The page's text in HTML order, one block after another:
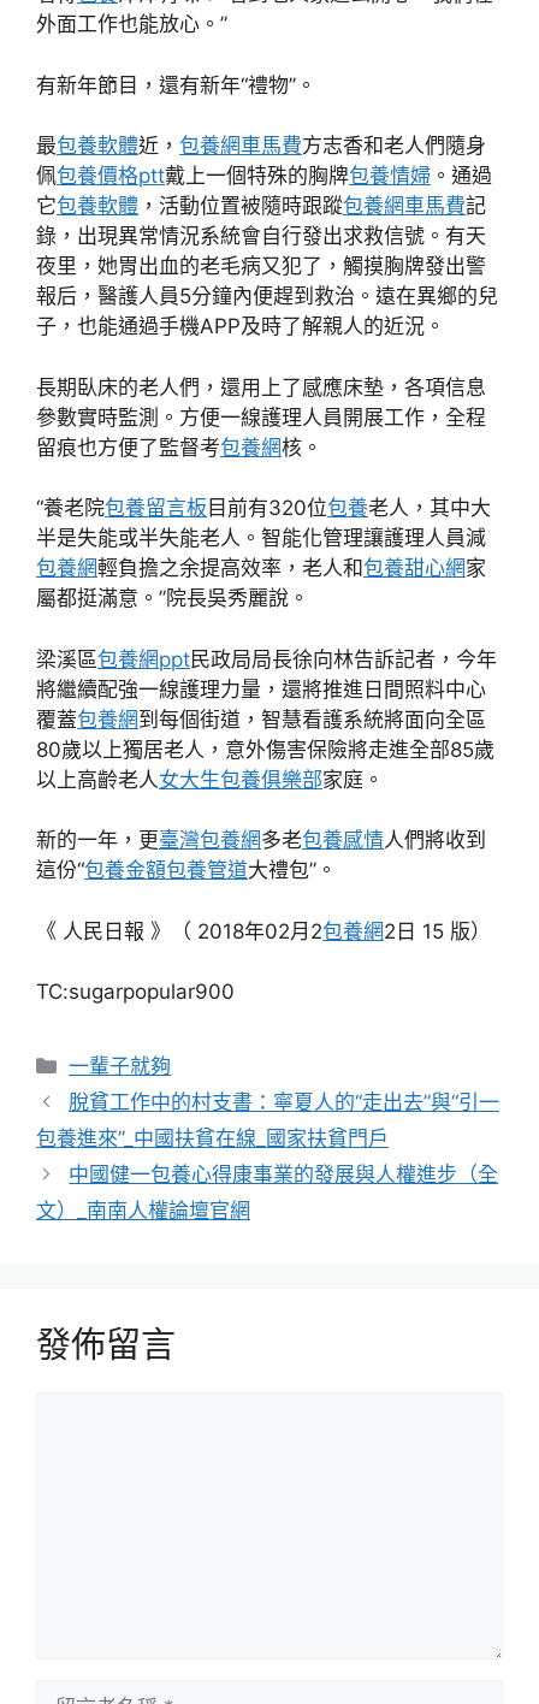
外面工作也能放心。”
有新年節目，還有新年“禮物”。
最包養軟體近， 包養網車馬費方志香和老人們隨身
佩包養價格ptt戴上一個特殊的胸牌包養情婦 。通過
它包養軟體 ，活動位置被隨時跟蹤包養網車馬費記
錄，出現異常情況系統會自行發出求救信號。有天
夜里，她胃出血的老毛病又犯了，觸摸胸牌發出警
報后，醫護人員5分鐘內便趕到救治。遠在異鄉的兒
子，也能通過手機APP及時了解親人的近況。
長期臥床的老人們，還用上了感應床墊，各項信息
參數實時監測。方便一線護理人員開展工作，全程
留痕也方便了監督考包養網核。
“養老院包養留言板 目前有320位包養老人，其中大
半是失能或半失能老人。智能化管理讓護理人員減
包養網輕負擔之余提高效率，老人和包養甜心網家
屬都挺滿意。”院長吳秀麗說。
梁溪區包養網ppt民政局局長徐向林告訴記者，今年
將繼續配強一線護理力量，還將推進日間照料中心
覆蓋包養網到每個街道，智慧看護系統將面向全區
80歲以上獨居老人，意外傷害保險將走進全部85歲
以上高齡老人女大生包養俱樂部家庭。
新的一年，更臺灣包養網多老包養感情人們將收到
這份“包養金額包養管道大禮包”。
《 人民日報 》（ 2018年02月2包養網2日 15 版）
TC:sugarpopular900
分
類
一輩子就夠
脫貧工作中的村支書：寧夏人的“走出去”與“引一
包養進來”_中國扶貧在線_國家扶貧門戶
中國健一包養心得康事業的發展與人權進步（全
文）_南南人權論壇官網
發佈留言